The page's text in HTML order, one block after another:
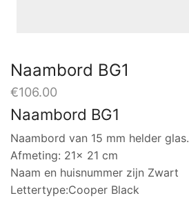
Naambord BG1
€106.00
Naambord BG1
Naambord van 15 mm helder glas.
Afmeting: 21x 21 cm
Naam en huisnummer zijn Zwart
Lettertype:Cooper Black